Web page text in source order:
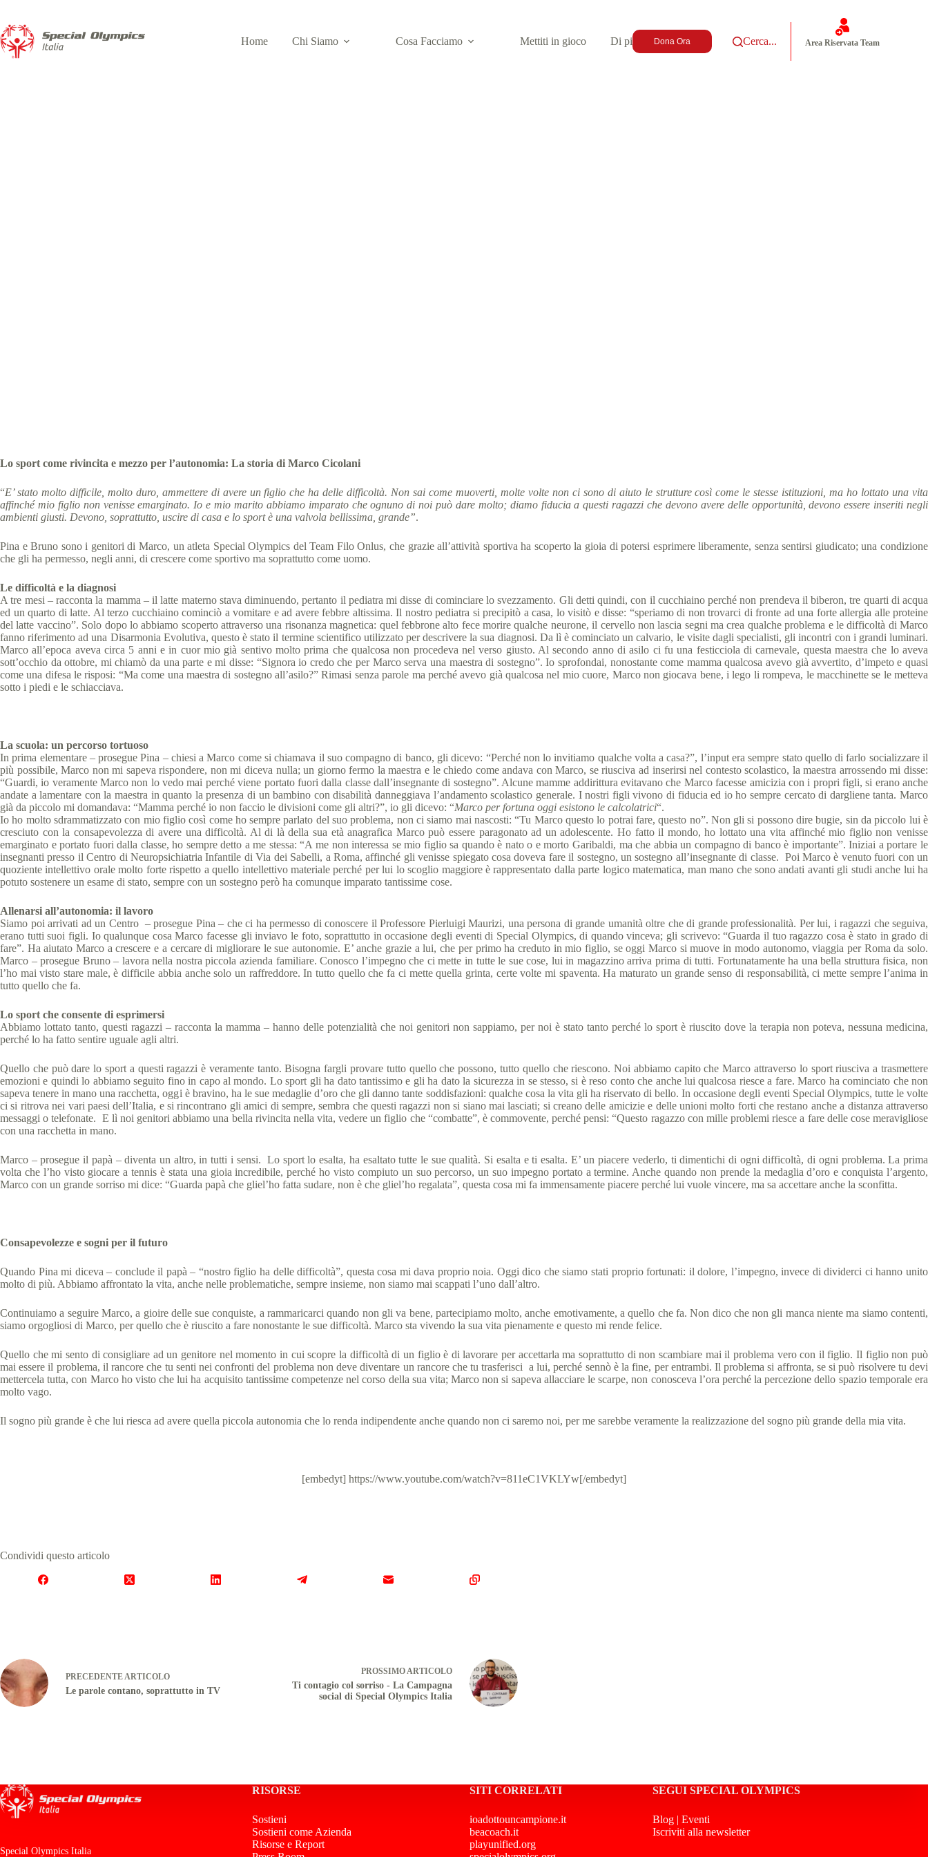
Home Chi Siamo Cosa Facciamo Mettiti in gioco Di più Dona Ora Cerca... Area Riservata Team
Lo sport come rivincita e mezzo per l’autonomia: La storia di Marco Cicolani
“E’ stato molto difficile, molto duro, ammettere di avere un figlio che ha delle difficoltà. Non sai come muoverti, molte volte non ci sono di aiuto le strutture così come le stesse istituzioni, ma ho lottato una vita
affinché mio figlio non venisse emarginato. Io e mio marito abbiamo imparato che ognuno di noi può dare molto; diamo fiducia a questi ragazzi che devono avere delle opportunità, devono essere inseriti negli
ambienti giusti. Devono, soprattutto, uscire di casa e lo sport è una valvola bellissima, grande”.
Pina e Bruno sono i genitori di Marco, un atleta Special Olympics del Team Filo Onlus, che grazie all’attività sportiva ha scoperto la gioia di potersi esprimere liberamente, senza sentirsi giudicato; una condizione
che gli ha permesso, negli anni, di crescere come sportivo ma soprattutto come uomo.
Le difficoltà e la diagnosi
A tre mesi – racconta la mamma – il latte materno stava diminuendo, pertanto il pediatra mi disse di cominciare lo svezzamento. Gli detti quindi, con il cucchiaino perché non prendeva il biberon, tre quarti di acqua
ed un quarto di latte. Al terzo cucchiaino cominciò a vomitare e ad avere febbre altissima. Il nostro pediatra si precipitò a casa, lo visitò e disse: “speriamo di non trovarci di fronte ad una forte allergia alle proteine
del latte vaccino”. Solo dopo lo abbiamo scoperto attraverso una risonanza magnetica: quel febbrone alto fece morire qualche neurone, il cervello non lascia segni ma crea qualche problema e le difficoltà di Marco
fanno riferimento ad una Disarmonia Evolutiva, questo è stato il termine scientifico utilizzato per descrivere la sua diagnosi. Da lì è cominciato un calvario, le visite dagli specialisti, gli incontri con i grandi luminari.
Marco all’epoca aveva circa 5 anni e in cuor mio già sentivo molto prima che qualcosa non procedeva nel verso giusto. Al secondo anno di asilo ci fu una festicciola di carnevale, questa maestra che lo aveva
sott’occhio da ottobre, mi chiamò da una parte e mi disse: “Signora io credo che per Marco serva una maestra di sostegno”. Io sprofondai, nonostante come mamma qualcosa avevo già avvertito, d’impeto e quasi
come una difesa le risposi: “Ma come una maestra di sostegno all’asilo?” Rimasi senza parole ma perché avevo già qualcosa nel mio cuore, Marco non giocava bene, i lego li rompeva, le macchinette se le metteva
sotto i piedi e le schiacciava.
La scuola: un percorso tortuoso
In prima elementare – prosegue Pina – chiesi a Marco come si chiamava il suo compagno di banco, gli dicevo: “Perché non lo invitiamo qualche volta a casa?”, l’input era sempre stato quello di farlo socializzare il
più possibile, Marco non mi sapeva rispondere, non mi diceva nulla; un giorno fermo la maestra e le chiedo come andava con Marco, se riusciva ad inserirsi nel contesto scolastico, la maestra arrossendo mi disse:
“Guardi, io veramente Marco non lo vedo mai perché viene portato fuori dalla classe dall’insegnante di sostegno”. Alcune mamme addirittura evitavano che Marco facesse amicizia con i propri figli, si erano anche
andate a lamentare con la maestra in quanto la presenza di un bambino con disabilità danneggiava l’andamento scolastico generale. I nostri figli vivono di fiducia ed io ho sempre cercato di dargliene tanta. Marco
già da piccolo mi domandava: “Mamma perché io non faccio le divisioni come gli altri?”, io gli dicevo: “Marco per fortuna oggi esistono le calcolatrici“.
Io ho molto sdrammatizzato con mio figlio così come ho sempre parlato del suo problema, non ci siamo mai nascosti: “Tu Marco questo lo potrai fare, questo no”. Non gli si possono dire bugie, sin da piccolo lui è
cresciuto con la consapevolezza di avere una difficoltà. Al di là della sua età anagrafica Marco può essere paragonato ad un adolescente. Ho fatto il mondo, ho lottato una vita affinché mio figlio non venisse
emarginato e portato fuori dalla classe, ho sempre detto a me stessa: “A me non interessa se mio figlio sa quando è nato o e morto Garibaldi, ma che abbia un compagno di banco è importante”. Iniziai a portare le
insegnanti presso il Centro di Neuropsichiatria Infantile di Via dei Sabelli, a Roma, affinché gli venisse spiegato cosa doveva fare il sostegno, un sostegno all’insegnante di classe. Poi Marco è venuto fuori con un
quoziente intellettivo orale molto forte rispetto a quello intellettivo materiale perché per lui lo scoglio maggiore è rappresentato dalla parte logico matematica, man mano che sono andati avanti gli studi anche lui ha
potuto sostenere un esame di stato, sempre con un sostegno però ha comunque imparato tantissime cose.
Allenarsi all’autonomia: il lavoro
Siamo poi arrivati ad un Centro – prosegue Pina – che ci ha permesso di conoscere il Professore Pierluigi Maurizi, una persona di grande umanità oltre che di grande professionalità. Per lui, i ragazzi che seguiva,
erano tutti suoi figli. Io qualunque cosa Marco facesse gli inviavo le foto, soprattutto in occasione degli eventi di Special Olympics, di quando vinceva; gli scrivevo: “Guarda il tuo ragazzo cosa è stato in grado di
fare”. Ha aiutato Marco a crescere e a cercare di migliorare le sue autonomie. E’ anche grazie a lui, che per primo ha creduto in mio figlio, se oggi Marco si muove in modo autonomo, viaggia per Roma da solo.
Marco – prosegue Bruno – lavora nella nostra piccola azienda familiare. Conosco l’impegno che ci mette in tutte le sue cose, lui in magazzino arriva prima di tutti. Fortunatamente ha una bella struttura fisica, non
l’ho mai visto stare male, è difficile abbia anche solo un raffreddore. In tutto quello che fa ci mette quella grinta, certe volte mi spaventa. Ha maturato un grande senso di responsabilità, ci mette sempre l’anima in
tutto quello che fa.
Lo sport che consente di esprimersi
Abbiamo lottato tanto, questi ragazzi – racconta la mamma – hanno delle potenzialità che noi genitori non sappiamo, per noi è stato tanto perché lo sport è riuscito dove la terapia non poteva, nessuna medicina,
perché lo ha fatto sentire uguale agli altri.
Quello che può dare lo sport a questi ragazzi è veramente tanto. Bisogna fargli provare tutto quello che possono, tutto quello che riescono. Noi abbiamo capito che Marco attraverso lo sport riusciva a trasmettere
emozioni e quindi lo abbiamo seguito fino in capo al mondo. Lo sport gli ha dato tantissimo e gli ha dato la sicurezza in se stesso, si è reso conto che anche lui qualcosa riesce a fare. Marco ha cominciato che non
sapeva tenere in mano una racchetta, oggi è bravino, ha le sue medaglie d’oro che gli danno tante soddisfazioni: qualche cosa la vita gli ha riservato di bello. In occasione degli eventi Special Olympics, tutte le volte
ci si ritrova nei vari paesi dell’Italia, e si rincontrano gli amici di sempre, sembra che questi ragazzi non si siano mai lasciati; si creano delle amicizie e delle unioni molto forti che restano anche a distanza attraverso
messaggi o telefonate. E lì noi genitori abbiamo una bella rivincita nella vita, vedere un figlio che “combatte”, è commovente, perché pensi: “Questo ragazzo con mille problemi riesce a fare delle cose meravigliose
con una racchetta in mano.
Marco – prosegue il papà – diventa un altro, in tutti i sensi. Lo sport lo esalta, ha esaltato tutte le sue qualità. Si esalta e ti esalta. E’ un piacere vederlo, ti dimentichi di ogni difficoltà, di ogni problema. La prima
volta che l’ho visto giocare a tennis è stata una gioia incredibile, perché ho visto compiuto un suo percorso, un suo impegno portato a termine. Anche quando non prende la medaglia d’oro e conquista l’argento,
Marco con un grande sorriso mi dice: “Guarda papà che gliel’ho fatta sudare, non è che gliel’ho regalata”, questa cosa mi fa immensamente piacere perché lui vuole vincere, ma sa accettare anche la sconfitta.
Consapevolezze e sogni per il futuro
Quando Pina mi diceva – conclude il papà – “nostro figlio ha delle difficoltà”, questa cosa mi dava proprio noia. Oggi dico che siamo stati proprio fortunati: il dolore, l’impegno, invece di dividerci ci hanno unito
molto di più. Abbiamo affrontato la vita, anche nelle problematiche, sempre insieme, non siamo mai scappati l’uno dall’altro.
Continuiamo a seguire Marco, a gioire delle sue conquiste, a rammaricarci quando non gli va bene, partecipiamo molto, anche emotivamente, a quello che fa. Non dico che non gli manca niente ma siamo contenti,
siamo orgogliosi di Marco, per quello che è riuscito a fare nonostante le sue difficoltà. Marco sta vivendo la sua vita pienamente e questo mi rende felice.
Quello che mi sento di consigliare ad un genitore nel momento in cui scopre la difficoltà di un figlio è di lavorare per accettarla ma soprattutto di non scambiare mai il problema vero con il figlio. Il figlio non può
mai essere il problema, il rancore che tu senti nei confronti del problema non deve diventare un rancore che tu trasferisci a lui, perché sennò è la fine, per entrambi. Il problema si affronta, se si può risolvere tu devi
mettercela tutta, con Marco ho visto che lui ha acquisito tantissime competenze nel corso della sua vita; Marco non si sapeva allacciare le scarpe, non conosceva l’ora perché la percezione dello spazio temporale era
molto vago.
Il sogno più grande è che lui riesca ad avere quella piccola autonomia che lo renda indipendente anche quando non ci saremo noi, per me sarebbe veramente la realizzazione del sogno più grande della mia vita.
[embedyt] https://www.youtube.com/watch?v=811eC1VKLYw[/embedyt]
Condividi questo articolo
PRECEDENTE ARTICOLO
Le parole contano, soprattutto in TV
PROSSIMO ARTICOLO
Ti contagio col sorriso - La Campagna
social di Special Olympics Italia
Special Olympics Italia
RISORSE
Sostieni
Sostieni come Azienda
Risorse e Report
SITI CORRELATI
ioadottouncampione.it
beacoach.it
playunified.org
SEGUI SPECIAL OLYMPICS
Blog| Eventi
Iscriviti alla newsletter